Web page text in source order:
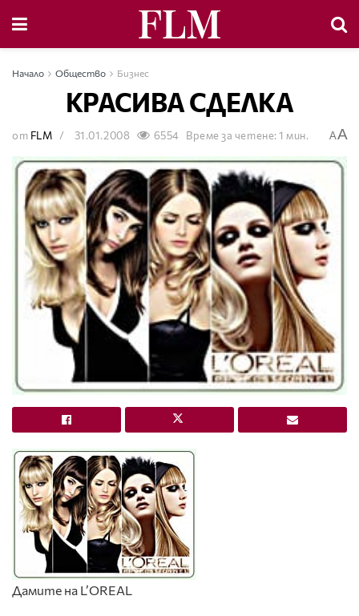
Начало Общество Бизнес
КРАСИВА СДЕЛКА
от FLM 31.01.2008 6554 Време за четене: 1 мин. AA
Дамите на L’OREAL